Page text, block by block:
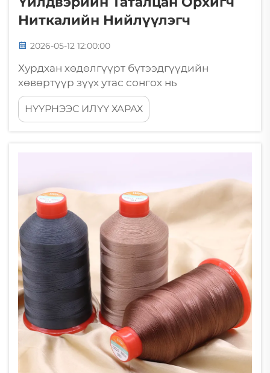
Ниткалийн Нийлүүлэгч
2026-05-12 12:00:00
Хурдхан хөдөлгүүрт бүтээдгүүдийн
хөвөртүүр зүүх утас сонгох нь
үйлдвэрлэлийн газар хийж чадах хамгийн
чухал шийдвэрүүдийн нэг юм. Хөвөртүүр
зүүх хөдөлгүүртүүд нь минутанд мянган
НҮҮРНЭЭС ИЛҮҮ ХАРАХ